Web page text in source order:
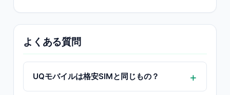
よくある質問
UQモバイルは格安SIMと同じもの？